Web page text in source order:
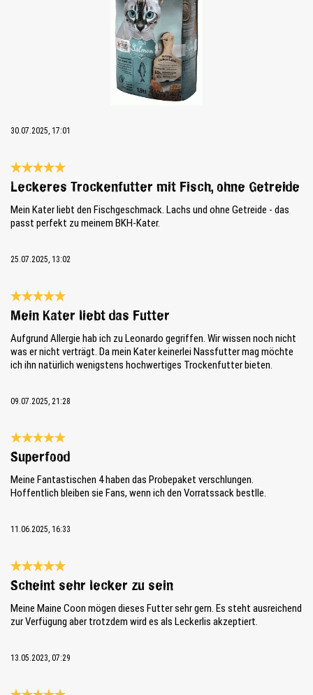
30.07.2025, 17:01
Review with rating of 5 out of 5 stars
Leckeres Trockenfutter mit Fisch, ohne Getreide
Mein Kater liebt den Fischgeschmack. Lachs und ohne Getreide - das
passt perfekt zu meinem BKH-Kater.
25.07.2025, 13:02
Review with rating of 5 out of 5 stars
Mein Kater liebt das Futter
Aufgrund Allergie hab ich zu Leonardo gegriffen. Wir wissen noch nicht
was er nicht verträgt. Da mein Kater keinerlei Nassfutter mag möchte
ich ihn natürlich wenigstens hochwertiges Trockenfutter bieten.
09.07.2025, 21:28
Review with rating of 5 out of 5 stars
Superfood
Meine Fantastischen 4 haben das Probepaket verschlungen.
Hoffentlich bleiben sie Fans, wenn ich den Vorratssack bestlle.
11.06.2025, 16:33
Review with rating of 5 out of 5 stars
Scheint sehr lecker zu sein
Meine Maine Coon mögen dieses Futter sehr gern. Es steht ausreichend
zur Verfügung aber trotzdem wird es als Leckerlis akzeptiert.
13.05.2023, 07:29